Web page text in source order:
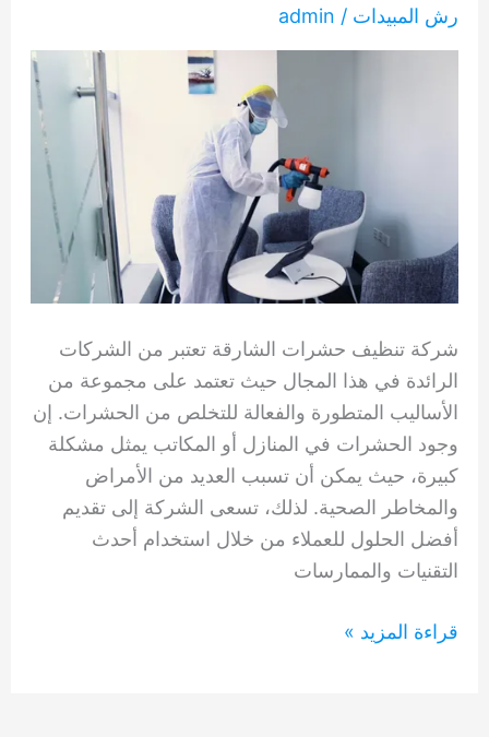
رش المبيدات /
admin
شركة تنظيف حشرات الشارقة تعتبر من الشركات
الرائدة في هذا المجال حيث تعتمد على مجموعة من
الأساليب المتطورة والفعالة للتخلص من الحشرات. إن
وجود الحشرات في المنازل أو المكاتب يمثل مشكلة
كبيرة، حيث يمكن أن تسبب العديد من الأمراض
والمخاطر الصحية. لذلك، تسعى الشركة إلى تقديم
أفضل الحلول للعملاء من خلال استخدام أحدث
التقنيات والممارسات
شركة
قراءة المزيد »